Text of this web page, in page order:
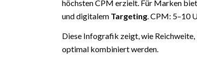
höchsten CPM erzielt. Für Marken
und digitalem Targeting . CPM: 5–10
Diese Infografik zeigt, wie
optimal kombiniert werden.